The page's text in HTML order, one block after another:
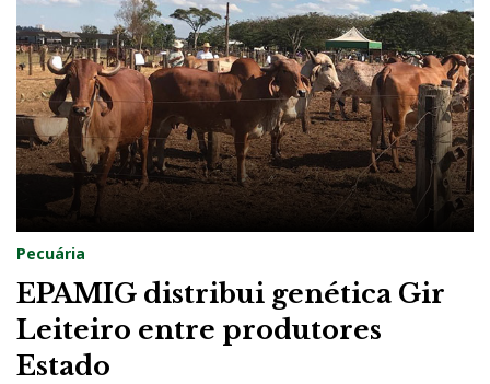
Pecuária
EPAMIG distribui genética Gir
Leiteiro entre produtores
Estado